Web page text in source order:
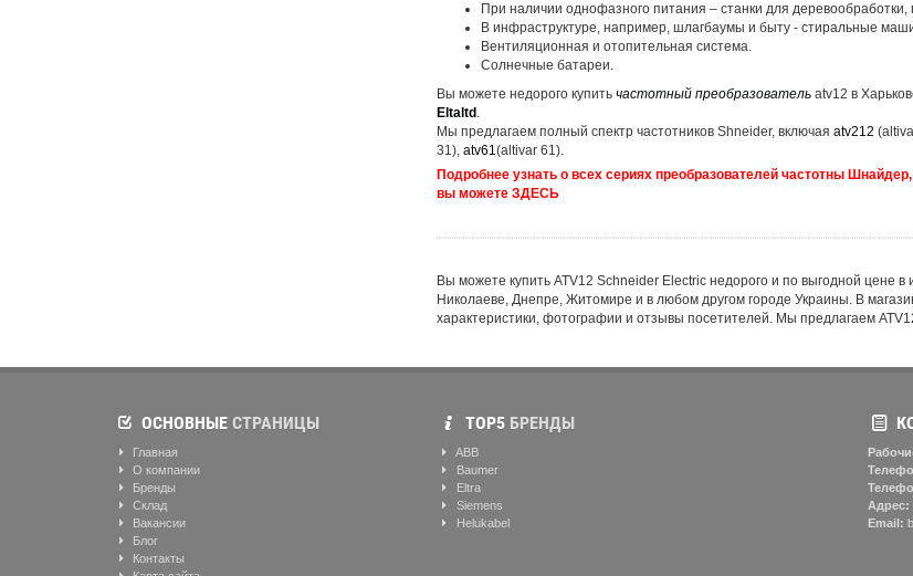
При наличии однофазного питания – станки для
В инфраструктуре, например, шлагбаумы и быту - стиральные
Вентиляционная и отопительная система.
Солнечные батареи.
Вы можете недорого купить частотный преобразовательatv12 в
Eltaltd.
Мы предлагаем полный спектр частотников Shneider, включая atv212
31), atv61 (altivar 61).
Подробнее узнать о всех сериях преобразователей частотны
вы можете ЗДЕСЬ
Вы можете купить ATV12 Schneider Electric недорого и по выгодной цене
Николаеве, Днепре, Житомире и в любом другом городе Украины. В
характеристики, фотографии и отзывы посетителей. Мы предлагаем
ОСНОВНЫЕ СТРАНИЦЫ
Главная
О компании
Бренды
Склад
Вакансии
Блог
Контакты
ТОР5БРЕНДЫ
ABB
Baumer
Eltra
Siemens
Helukabel
Адрес:
Email: